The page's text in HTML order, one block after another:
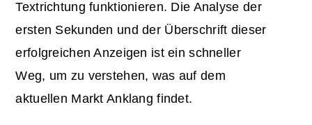
Textrichtung funktionieren. Die Analyse der
ersten Sekunden und der Überschrift dieser
erfolgreichen Anzeigen ist ein schneller
Weg, um zu verstehen, was auf dem
aktuellen Markt Anklang findet.